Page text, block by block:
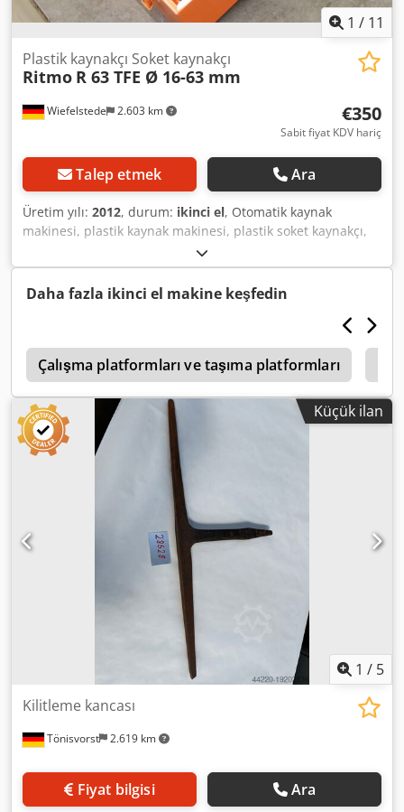
1 / 11
Wiefelstede 2.603 km
Plastik kaynakçı Soket kaynakçı
Ritmo R 63 TFE Ø 16-63 mm
€350
Sabit fiyat KDV hariç
Talep etmek Ara
Üretim yılı: 2012, durum: ikinci el, Otomatik kaynak
makinesi, plastik kaynak makinesi, plastik soket kaynakçı,
plastik kaynak makinesi, PE boru kaynak makinesi, plastik
boru kaynakçı, soket kaynak alet seti -Üretici: Ritmo, soket
kaynak alet seti tip R 63 TFE Dkodpfjqy Rl Hex Al Ner -
Voltaj: 230 V -Güç: 1400 W -Soketler: Ø 16 - 63 mm,
fotoğrafa bakın -Kutu boyutları: 450/350/H130 mm -Ağırlık:
8,4 kg
Daha fazla ikinci el makine keşfedin
Çalışma platformları ve taşıma platformları
Küçük ilan
1 / 5
Tönisvorst 2.619 km
Kilitleme kancası
Fiyat bilgisi Ara